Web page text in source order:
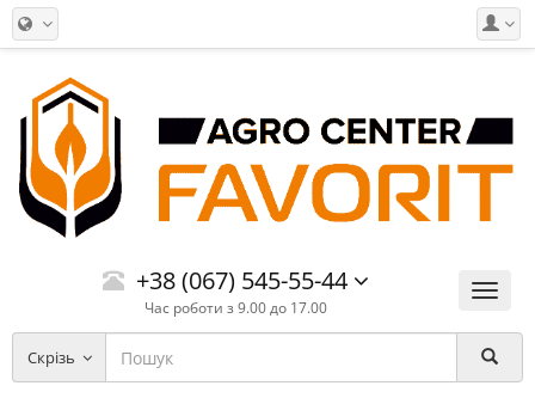
Меню
+38 (067) 545-55-44
Час роботи з 9.00 до 17.00
Скрізь